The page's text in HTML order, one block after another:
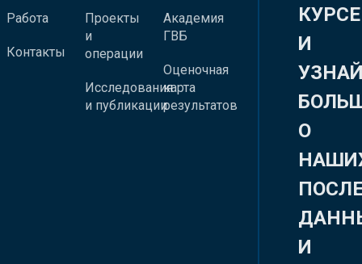
Работа
Контакты
Проекты
и
операции
Исследования
и публикации
Академия
ГВБ
Оценочная
карта
результатов
КУРСЕ
И
О
И